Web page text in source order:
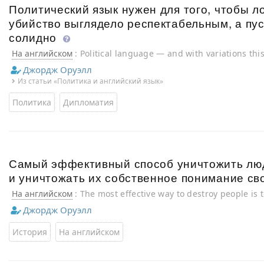
Политический язык нужен для того, чтобы
убийство выглядело респектабельным, а
солидно
На английском : Political language — and with variations
parties, from Conservatives to Anarchists — is designed to
murder respectable, and to give an appearance of solidity
Джордж Оруэлл
Из статьи «Политика и английский язык»
Политика Дипломатия
Самый эффективный способ уничтожить
и уничтожать их собственное понимание
На английском : The most effective way to destroy people
own understanding of their history.
Джордж Оруэлл
История На английском